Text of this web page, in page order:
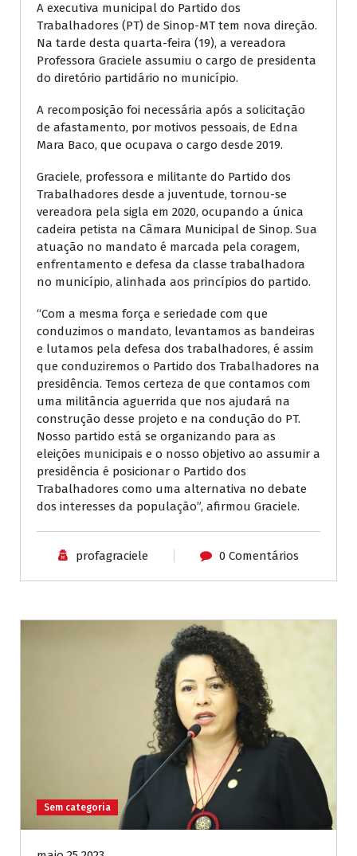
A executiva municipal do Partido dos
Trabalhadores (PT) de Sinop-MT tem nova direção.
Na tarde desta quarta-feira (19), a vereadora
Professora Graciele assumiu o cargo de presidenta
do diretório partidário no município.
A recomposição foi necessária após a solicitação
de afastamento, por motivos pessoais, de Edna
Mara Baco, que ocupava o cargo desde 2019.
Graciele, professora e militante do Partido dos
Trabalhadores desde a juventude, tornou-se
vereadora pela sigla em 2020, ocupando a única
cadeira petista na Câmara Municipal de Sinop. Sua
atuação no mandato é marcada pela coragem,
enfrentamento e defesa da classe trabalhadora
no município, alinhada aos princípios do partido.
“Com a mesma força e seriedade com que
conduzimos o mandato, levantamos as bandeiras
e lutamos pela defesa dos trabalhadores, é assim
que conduziremos o Partido dos Trabalhadores na
presidência. Temos certeza de que contamos com
uma militância aguerrida que nos ajudará na
construção desse projeto e na condução do PT.
Nosso partido está se organizando para as
eleições municipais e o nosso objetivo ao assumir a
presidência é posicionar o Partido dos
Trabalhadores como uma alternativa no debate
dos interesses da população”, afirmou Graciele.
profagraciele 0 Comentários
Sem categoria